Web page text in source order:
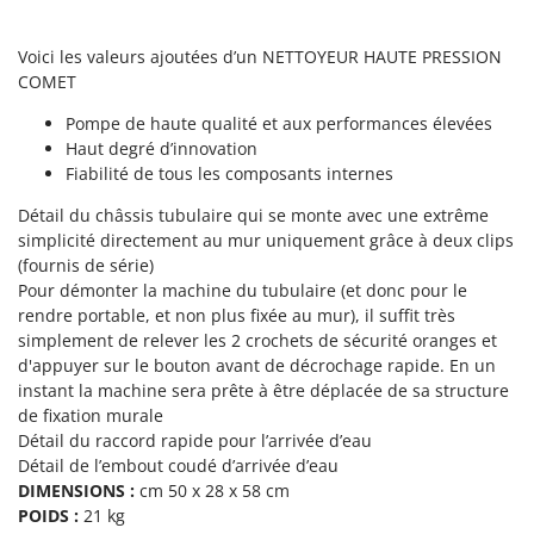
Sécateurs électriques à batterie
Sécateurs et Échenilloirs manuels
Sécateurs pneumatiques
Semoirs et Épandeurs d'engrais
Socs pour tracteur
Souffleurs aspirateurs pour Feuilles
Soufreuses - Poudreuses à dos
Soufreuses - Poudreuses pour tracteur
T
Taille-haies
Taille-haies à bras pour tracteur
Tarières
Tondeuses à Gazon
Italyco
ITM
JOLLY ITALIA
K
KAAZ
Karcher
Kasco
Kemper
Keter
KitchenAid
Komo
L
Laica
Voici les valeurs ajoutées d’un NETTOYEUR HAUTE PRESSION
COMET
Pompe de haute qualité et aux performances élevées
Haut degré d’innovation
Fiabilité de tous les composants internes
Détail du châssis tubulaire qui se monte avec une extrême
simplicité directement au mur uniquement grâce à deux clips
(fournis de série)
Pour démonter la machine du tubulaire (et donc pour le
rendre portable, et non plus fixée au mur), il suffit très
simplement de relever les 2 crochets de sécurité oranges et
d'appuyer sur le bouton avant de décrochage rapide. En un
instant la machine sera prête à être déplacée de sa structure
de fixation murale
Détail du raccord rapide pour l’arrivée d’eau
Détail de l’embout coudé d’arrivée d’eau
DIMENSIONS : cm 50 x 28 x 58 cm
POIDS : 21 kg